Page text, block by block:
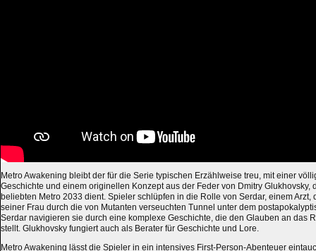
Metro Awakening bleibt der für die Serie typischen Erzählweise treu, mit einer
Geschichte und einem originellen Konzept aus der Feder von Dmitry Glukhovsky,
beliebten Metro 2033 dient. Spieler schlüpfen in die Rolle von Serdar, einem Arzt,
seiner Frau durch die von Mutanten verseuchten Tunnel unter dem
Serdar navigieren sie durch eine komplexe Geschichte, die den Glauben an das
stellt. Glukhovsky fungiert auch als Berater für Geschichte und Lore.
Metro Awakening lässt die Spieler in ein intensives First-Person-Abenteuer